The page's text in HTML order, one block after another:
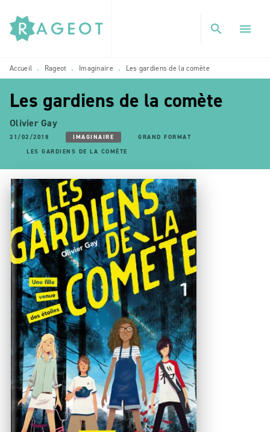
MENU RECHERCHE
PIED DE PAGE
search menu
Accueil • Rageot • Imaginaire • Les gardiens de la comète
Les gardiens de la comète
Olivier Gay
21/02/2018 IMAGINAIRE
GRAND FORMAT
LES GARDIENS DE LA COMÈTE